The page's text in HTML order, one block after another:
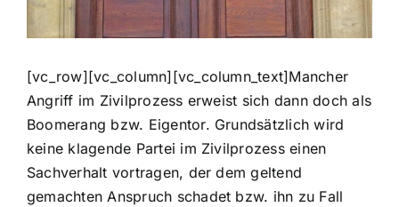
[vc_row][vc_column][vc_column_text]Mancher
Angriff im Zivilprozess erweist sich dann doch als
Boomerang bzw. Eigentor. Grundsätzlich wird
keine klagende Partei im Zivilprozess einen
Sachverhalt vortragen, der dem geltend
gemachten Anspruch schadet bzw. ihn zu Fall